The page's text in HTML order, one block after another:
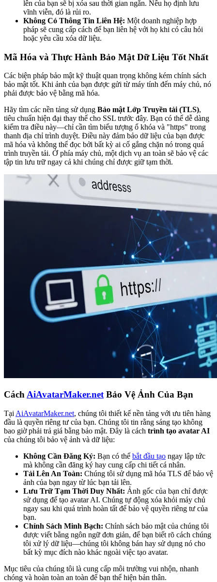
lên của bạn sẽ bị xóa sau thời gian ngắn. Nếu họ định lưu
vĩnh viễn, đó là rủi ro.
Không Có Thông Tin Liên Hệ: Một doanh nghiệp hợp
pháp sẽ cung cấp cách để bạn liên hệ với họ khi có câu hỏi
hoặc yêu cầu xóa dữ liệu.
Mã Hóa và Thực Hành Bảo Mật Dữ Liệu Tốt Nhất
Các biện pháp bảo mật kỹ thuật quan trọng không kém chính sách
bảo mật tốt. Khi ảnh của bạn được gửi từ máy tính đến máy chủ, nó
phải được bảo vệ bằng mã hóa.
Hãy tìm các nền tảng sử dụng Bảo mật Lớp Truyền tải (TLS),
tiêu chuẩn hiện đại thay thế cho SSL trước đây. Bạn có thể dễ dàng
kiểm tra điều này—chỉ cần tìm biểu tượng ổ khóa và "https" trong
thanh địa chỉ trình duyệt. Điều này đảm bảo dữ liệu của bạn được
mã hóa và không thể đọc bởi bất kỳ ai cố gắng chặn nó trong quá
trình truyền tải. Ở phía máy chủ, một dịch vụ an toàn sẽ bảo vệ các
tập tin lưu trữ ngay cả khi chúng chỉ được giữ tạm thời.
Cách AiAvatarMaker.net Bảo Vệ Ảnh Của Bạn
Tại AiAvatarMaker.net, chúng tôi thiết kế nền tảng với ưu tiên hàng
đầu là quyền riêng tư của bạn. Chúng tôi tin rằng sáng tạo không
bao giờ phải trả giá bằng bảo mật. Đây là cách trình tạo avatar AI
của chúng tôi bảo vệ ảnh và dữ liệu:
Không Cần Đăng Ký: Bạn có thể bắt đầu tạo ngay lập tức
mà không cần đăng ký hay cung cấp chi tiết cá nhân.
Tải Lên An Toàn: Chúng tôi sử dụng mã hóa TLS để bảo vệ
ảnh của bạn ngay từ lúc bạn tải lên.
Lưu Trữ Tạm Thời Duy Nhất: Ảnh gốc của bạn chỉ được
sử dụng để tạo avatar AI. Chúng tự động xóa khỏi máy chủ
ngay sau khi quá trình hoàn tất để bảo vệ quyền riêng tư của
bạn.
Chính Sách Minh Bạch: Chính sách bảo mật của chúng tôi
được viết bằng ngôn ngữ đơn giản, để bạn biết rõ cách chúng
tôi xử lý dữ liệu—chúng tôi không bán hay sử dụng nó cho
bất kỳ mục đích nào khác ngoài việc tạo avatar.
Mục tiêu của chúng tôi là cung cấp môi trường vui nhộn, nhanh
chóng và hoàn toàn an toàn để bạn thể hiện bản thân.